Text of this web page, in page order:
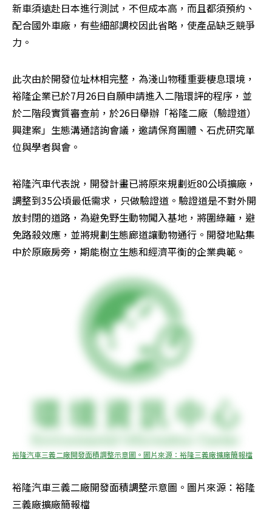
新車須遠赴日本進行測試，不但成本高，而且都須預約、
配合國外車廠，有些細部調校因此省略，使產品缺乏競爭
力。
此次由於開發位址林相完整，為淺山物種重要棲息環境，
裕隆企業已於7月26日自願申請進入二階環評的程序，並
於二階段實質審查前，於26日舉辦「裕隆二廠（驗證道）
興建案」生態溝通諮詢會議，邀請保育團體、石虎研究單
位與學者與會。
裕隆汽車代表說，開發計畫已將原來規劃近80公頃擴廠，
調整到35公頃最低需求，只做驗證道。驗證道是不對外開
放封閉的道路，為避免野生動物闖入基地，將圍綠籬，避
免路殺效應，並將規劃生態廊道讓動物通行。開發地點集
中於原廠房旁，期能樹立生態和經濟平衡的企業典範。
裕隆汽車三義二廠開發面積調整示意圖。圖片來源：裕隆三義廠擴廠簡報檔
裕隆汽車三義二廠開發面積調整示意圖。圖片來源：裕隆
三義廠擴廠簡報檔